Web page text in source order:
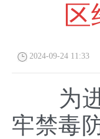
2024-09-24 11:33
为进
牢禁毒